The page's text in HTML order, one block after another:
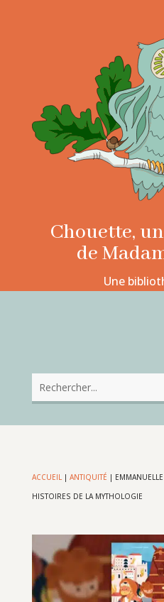
Chouette,
de
Une
ACCUEIL| ANTIQUITÉ |
HISTOIRES DE LA MYTHOLOGIE